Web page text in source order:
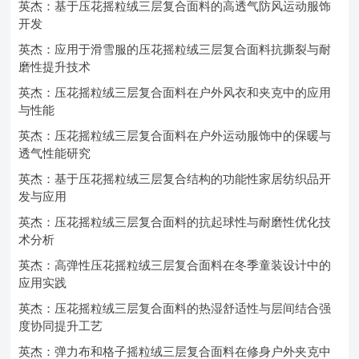
英杰：基于压花摇粒绒三层复合面料的高透气防风运动服饰
开发
英杰：应用于滑雪服的压花摇粒绒三层复合面料抗撕裂与耐
磨性提升技术
英杰：压花摇粒绒三层复合面料在户外风衣和夹克中的应用
与性能
英杰：压花摇粒绒三层复合面料在户外运动服饰中的保暖与
透气性能研究
英杰：基于压花摇粒绒三层复合结构的功能性家居纺织品开
发与应用
英杰：压花摇粒绒三层复合面料的抗起球性与耐磨性优化技
术分析
英杰：高弹性压花摇粒绒三层复合面料在冬季童装设计中的
应用实践
英杰：压花摇粒绒三层复合面料的热湿舒适性与层间结合强
度协同提升工艺
英杰：弹力布和格子摇粒绒三层复合面料在修身户外夹克中